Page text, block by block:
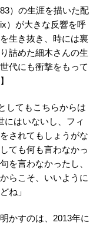
）の生涯を描いた配
）が大きな反響を呼
生き抜き、時には裏
詰めた細木さんの生
代にも衝撃をもって
してもこちらからは
にはいないし、フィ
されてもしょうがな
ても何も言わなかっ
を言わなかったし、
らこそ、いいように
ね」
かすのは、2013年に